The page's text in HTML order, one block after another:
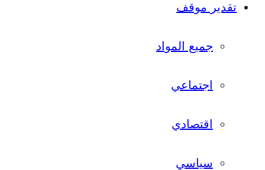
تقدير موقف
جميع المواد
اجتماعي
اقتصادي
سياسي